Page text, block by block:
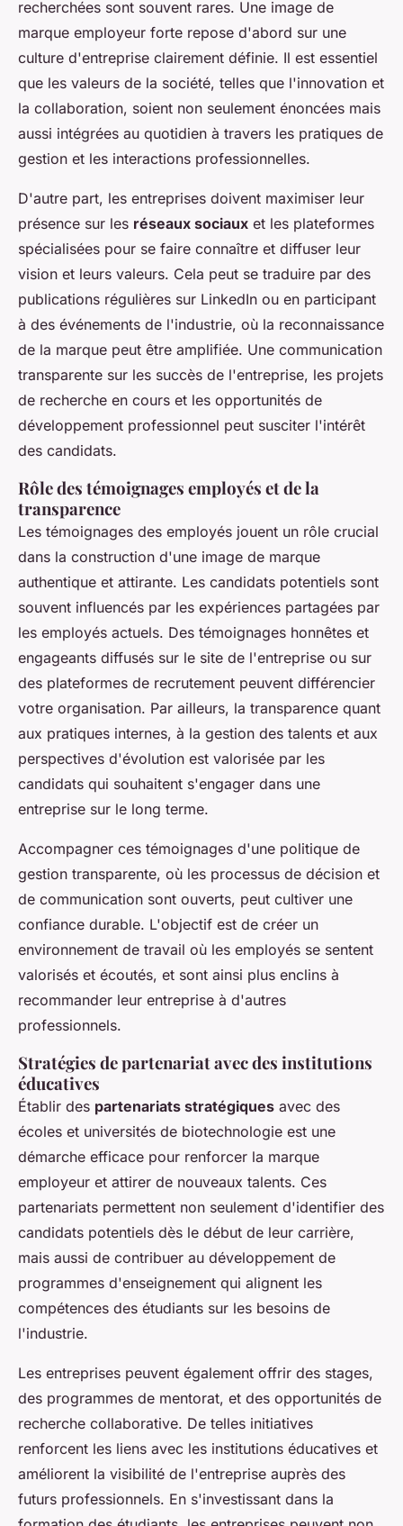
recherchées sont souvent rares. Une image de
marque employeur forte repose d'abord sur une
culture d'entreprise clairement définie. Il est essentiel
que les valeurs de la société, telles que l'innovation et
la collaboration, soient non seulement énoncées mais
aussi intégrées au quotidien à travers les pratiques de
gestion et les interactions professionnelles.
D'autre part, les entreprises doivent maximiser leur
présence sur les réseaux sociaux et les plateformes
spécialisées pour se faire connaître et diffuser leur
vision et leurs valeurs. Cela peut se traduire par des
publications régulières sur LinkedIn ou en participant
à des événements de l'industrie, où la reconnaissance
de la marque peut être amplifiée. Une communication
transparente sur les succès de l'entreprise, les projets
de recherche en cours et les opportunités de
développement professionnel peut susciter l'intérêt
des candidats.
Rôle des témoignages employés et de la
transparence
Les témoignages des employés jouent un rôle crucial
dans la construction d'une image de marque
authentique et attirante. Les candidats potentiels sont
souvent influencés par les expériences partagées par
les employés actuels. Des témoignages honnêtes et
engageants diffusés sur le site de l'entreprise ou sur
des plateformes de recrutement peuvent différencier
votre organisation. Par ailleurs, la transparence quant
aux pratiques internes, à la gestion des talents et aux
perspectives d'évolution est valorisée par les
candidats qui souhaitent s'engager dans une
entreprise sur le long terme.
Accompagner ces témoignages d'une politique de
gestion transparente, où les processus de décision et
de communication sont ouverts, peut cultiver une
confiance durable. L'objectif est de créer un
environnement de travail où les employés se sentent
valorisés et écoutés, et sont ainsi plus enclins à
recommander leur entreprise à d'autres
professionnels.
Stratégies de partenariat avec des institutions
éducatives
Établir des partenariats stratégiques avec des
écoles et universités de biotechnologie est une
démarche efficace pour renforcer la marque
employeur et attirer de nouveaux talents. Ces
partenariats permettent non seulement d'identifier des
candidats potentiels dès le début de leur carrière,
mais aussi de contribuer au développement de
programmes d'enseignement qui alignent les
compétences des étudiants sur les besoins de
l'industrie.
Les entreprises peuvent également offrir des stages,
des programmes de mentorat, et des opportunités de
recherche collaborative. De telles initiatives
renforcent les liens avec les institutions éducatives et
améliorent la visibilité de l'entreprise auprès des
futurs professionnels. En s'investissant dans la